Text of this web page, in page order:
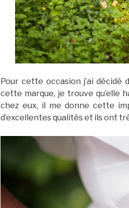
Pour cette occasion j’ai
cette marque, je trouve qu’elle
chez eux, il me donne cette
d’excellentes qualités et ils ont